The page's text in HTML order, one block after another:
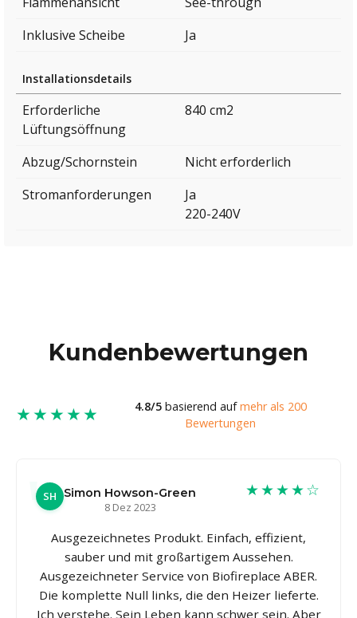
Inklusive Scheibe
Ja
Installationsdetails
Erforderliche
Lüftungsöffnung
840 cm2
Abzug/Schornstein
Nicht erforderlich
Stromanforderungen
Ja
220-240V
Kundenbewertungen
★★★★★ 4.8/5basierend aufmehr als 200
Bewertungen
SH Simon Howson-Green
8 Dez 2023
★★★★☆
Ausgezeichnetes Produkt. Einfach, effizient,
sauber und mit großartigem Aussehen.
Ausgezeichneter Service von Biofireplace ABER.
Die komplette Null links, die den Heizer lieferte.
Ich verstehe. Sein Leben kann schwer sein. Aber